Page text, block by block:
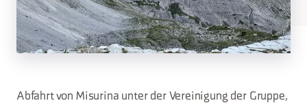
Abfahrt von Misurina unter der Vereinigung der Gruppe,